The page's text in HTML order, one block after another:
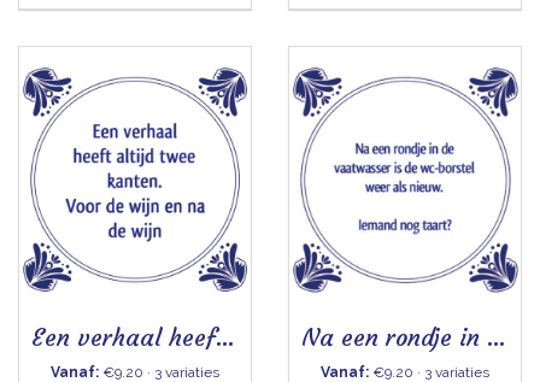
Een verhaal heeft altijd twee kanten - Tegeltje
Vanaf: €9.20 · 3 variaties
Na een rondje in de vaatwasser - Tegeltje
Vanaf: €9.20 · 3 variaties